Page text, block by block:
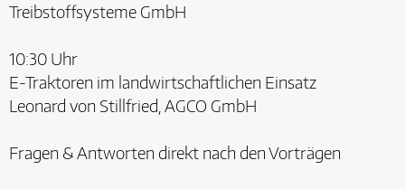
Treibstoffsysteme GmbH
10:30 Uhr
E-Traktoren im landwirtschaftlichen Einsatz
Leonard von Stillfried, AGCO GmbH
Fragen & Antworten direkt nach den Vorträgen